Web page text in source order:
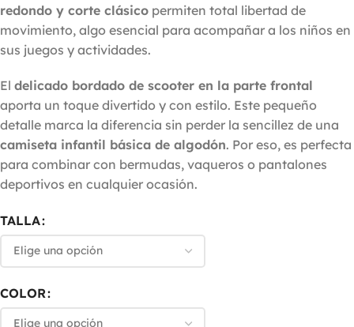
redondo y corte clásico permiten total libertad de
movimiento, algo esencial para acompañar a los niños en
sus juegos y actividades.
El delicado bordado de scooter en la parte frontal
aporta un toque divertido y con estilo. Este pequeño
detalle marca la diferencia sin perder la sencillez de una
camiseta infantil básica de algodón. Por eso, es perfecta
para combinar con bermudas, vaqueros o pantalones
deportivos en cualquier ocasión.
TALLA
COLOR